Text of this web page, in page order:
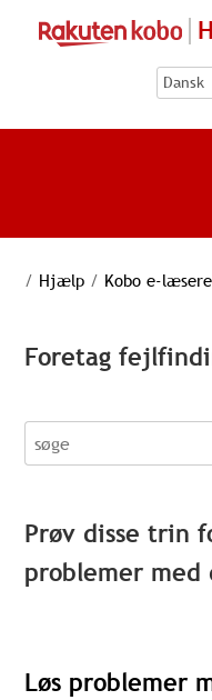
/ Hjælp / Kobo e-læsere
Foretag
søge
Prøv disse trin
problemer med
Løs problemer